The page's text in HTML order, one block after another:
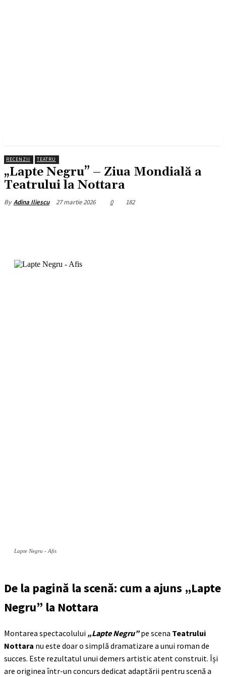
RECENZII TEATRU
„Lapte Negru” – Ziua Mondială a
Teatrului la Nottara
By Adina Iliescu 27 martie 2026 0 182
Lapte Negru - Afis
De la pagină la scenă: cum a ajuns „Lapte
Negru” la Nottara
Montarea spectacolului „Lapte Negru”pe scena Teatrului
Nottara nu este doar o simplă dramatizare a unui roman de
succes. Este rezultatul unui demers artistic atent construit. Își
are originea într-un concurs dedicat adaptării pentru scenă a